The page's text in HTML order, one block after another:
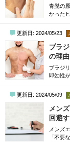
青髭の
かった
どの方
最善の
ず、鏡
みを抱
更新日: 2024/05/23
ブラ
の理
ブラジ
即効性
は、メ
心に解
は、メ
メンズ
更新日: 2024/05/09
メン
回避
メンズ
「不要